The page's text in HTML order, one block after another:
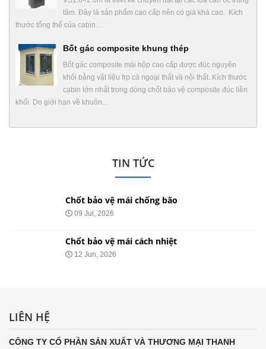
tâm. Đây là sản phẩm cao cấp nên có giá khá cao. Kích
thước tổng thể của cabin…
Bốt gác composite khung thép
Bốt gác composite mái hộp cao cấp được đúc nguyên
khối bằng vật liệu frp cả ngoại thất và nội thất. Kích thước
cabin lớn nhất trong dòng chốt bảo vệ composite đúc liền
khối. Do giới hạn về khuôn…
TIN TỨC
Chốt bảo vệ mái chống bão
09 Jul, 2026
Chốt bảo vệ mái cách nhiệt
12 Jun, 2026
LIÊN HỆ
CÔNG TY CỔ PHẦN SẢN XUẤT VÀ THƯƠNG MẠI THANH